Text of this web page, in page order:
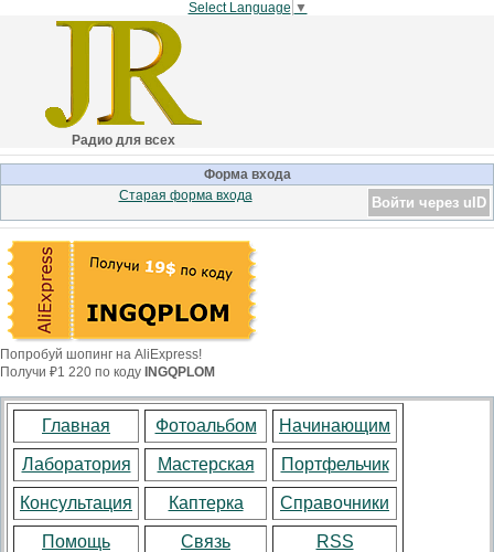
Select Language ▼
Радио для всех
Форма входа
Войти через uID
Старая форма входа
Попробуй шопинг на AliExpress!
Получи ₽1 220 по коду INGQPLOM
Главная Фотоальбом Начинающим
Лаборатория Мастерская Портфельчик
Консультация Каптерка Справочники
Помощь Связь RSS